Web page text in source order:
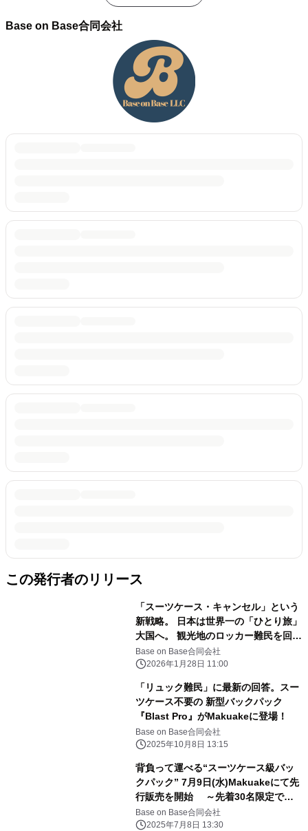
Base on Base合同会社
この発行者のリリース
「スーツケース・キャンセル」という
新戦略。 日本は世界一の「ひとり旅」
大国へ。 観光地のロッカー難民を回避
し、 機動力を最大化する装備が
Makuakeに登場。
Base on Base合同会社
2026年1月28日 11:00
「リュック難民」に最新の回答。スー
ツケース不要の 新型バックパック
『Blast Pro』がMakuakeに登場！
Base on Base合同会社
2025年10月8日 13:15
背負って運べる“スーツケース級バッ
クパック” 7月9日(水)Makuakeにて先
行販売を開始 ～先着30名限定で最
大35％OFFも実施～
Base on Base合同会社
2025年7月8日 13:30